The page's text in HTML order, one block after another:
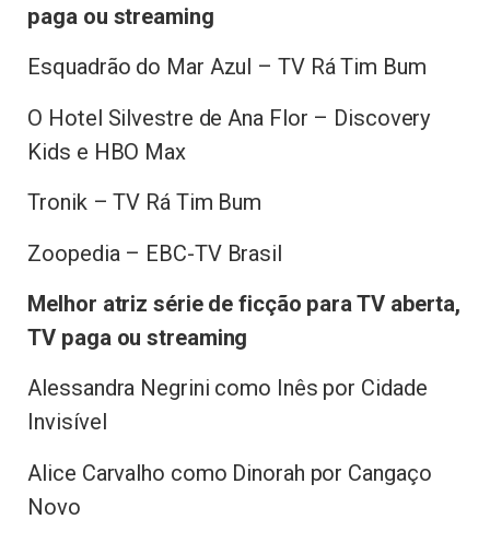
paga ou streaming
Esquadrão do Mar Azul – TV Rá Tim Bum
O Hotel Silvestre de Ana Flor – Discovery
Kids e HBO Max
Tronik – TV Rá Tim Bum
Zoopedia – EBC-TV Brasil
Melhor atriz série de ficção para TV aberta,
TV paga ou streaming
Alessandra Negrini como Inês por Cidade
Invisível
Alice Carvalho como Dinorah por Cangaço
Novo